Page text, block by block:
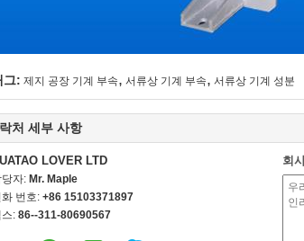
그: 제지 공장 기계 부속, 서류상 기계 부속, 서류상 기계 성분
처 세부 사항
LOVER LTD
당자: Mr. Maple
화 번호: +86 15103371897
: 86--311-80690567
회